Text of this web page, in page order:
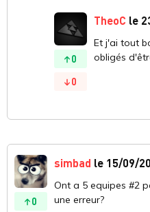
0
0
TheoC le
Et j'ai tout
obligés
0
simbad le 15/09/
Ont a 5 equipes #2
une erreur?